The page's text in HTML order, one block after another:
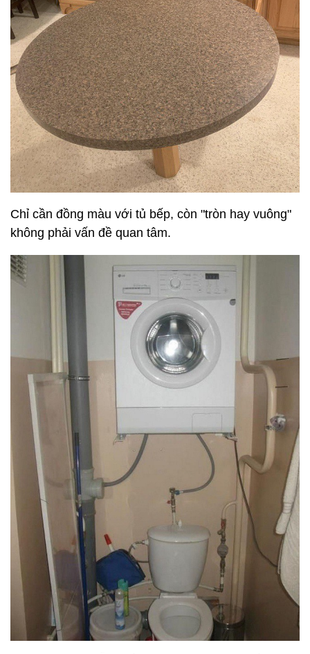
Chỉ cần đồng màu với tủ bếp, còn "tròn hay vuông"
không phải vấn đề quan tâm.